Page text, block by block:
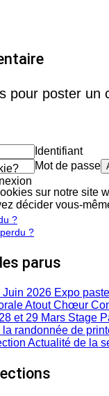
pour poster un
Identifiant
Mot de passe
?
?
parus
Expo
Stage
Actualité de la
sur notre site
décider vous-